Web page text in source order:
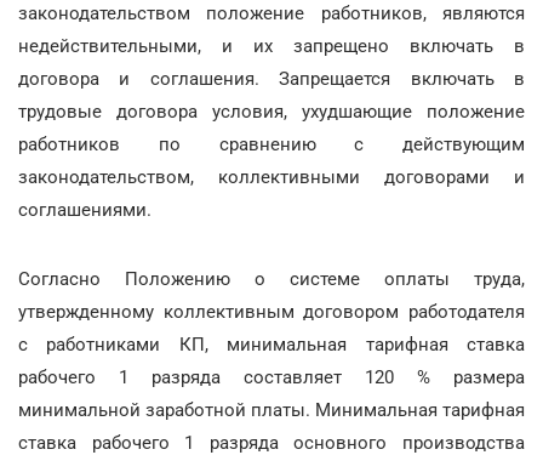
законодательством положение работников, являются
недействительными, и их запрещено включать в
договора и соглашения. Запрещается включать в
трудовые договора условия, ухудшающие положение
работников по сравнению с действующим
законодательством, коллективными договорами и
соглашениями.
Согласно Положению о системе оплаты труда,
утвержденному коллективным договором работодателя
с работниками КП, минимальная тарифная ставка
рабочего 1 разряда составляет 120 % размера
минимальной заработной платы. Минимальная тарифная
ставка рабочего 1 разряда основного производства